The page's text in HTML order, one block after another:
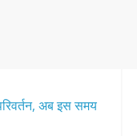
अब इस समय